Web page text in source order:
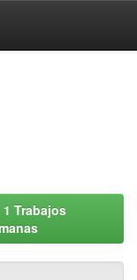
1 Trabajos